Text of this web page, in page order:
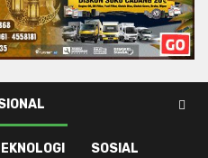
SOSIAL
(KPK) Republik Indonesia (RI)